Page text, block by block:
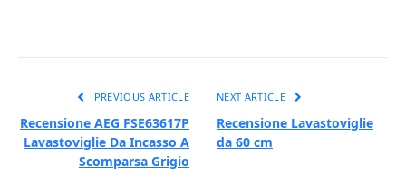
PREVIOUS ARTICLE
Recensione AEG FSE63617P
Lavastoviglie Da Incasso A
Scomparsa Grigio
NEXT ARTICLE
Recensione Lavastoviglie
da 60 cm